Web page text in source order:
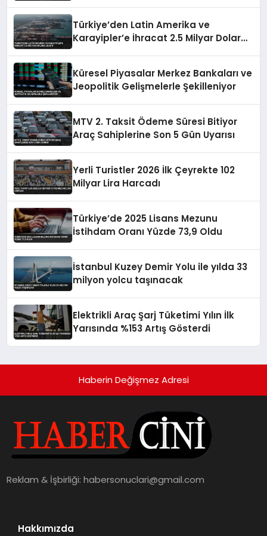
Türkiye’den Latin Amerika ve
Karayipler’e İhracat 2.5 Milyar Dolara
Küresel Piyasalar Merkez Bankaları ve
Jeopolitik Gelişmelerle Şekilleniyor
MTV 2. Taksit Ödeme Süresi Bitiyor
Araç Sahiplerine Son 5 Gün Uyarısı
Yerli Turistler 2026 İlk Çeyrekte 102
Milyar Lira Harcadı
Türkiye’de 2025 Lisans Mezunu
İstihdam Oranı Yüzde 73,9 Oldu
İstanbul Kuzey Demir Yolu ile yılda 33
milyon yolcu taşınacak
Elektrikli Araç Şarj Tüketimi Yılın İlk
Yarısında %153 Artış Gösterdi
Haberin Değişmez Adresi
Reklam & İşbirliği:habersonuclari@gmail.com
Hakkımızda